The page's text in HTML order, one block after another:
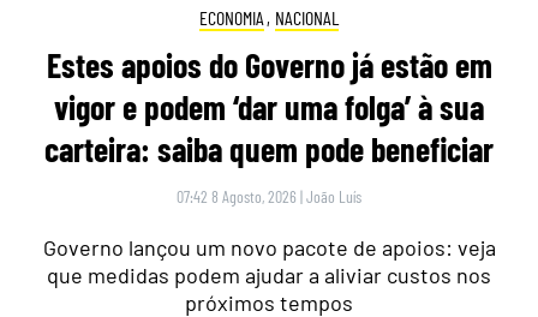
ECONOMIA , NACIONAL
Estes apoios do Governo já estão em
vigor e podem ‘dar uma folga’ à sua
carteira: saiba quem pode beneficiar
07:42 8 Agosto, 2026 |João Luís
Governo lançou um novo pacote de apoios: veja
que medidas podem ajudar a aliviar custos nos
próximos tempos